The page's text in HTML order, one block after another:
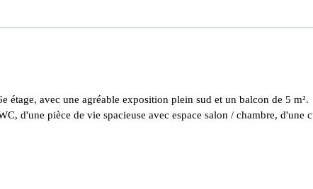
avec une agréable exposition plein sud et un balcon de 5 m².
d'une pièce de vie spacieuse avec espace salon / chambre, d'une